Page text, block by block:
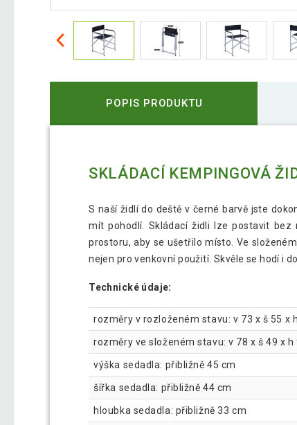
POPIS PRODUKTU
SKLÁDACÍ KEMPINGOVÁ
S naší židlí do deště v černé barvě jste
mít pohodlí. Skládací židli lze postavit bez
prostoru, aby se ušetřilo místo. Ve
nejen pro venkovní použití. Skvěle se hodí i
Technické údaje:
rozměry v rozloženém stavu: v 73 x š 55 x
rozměry ve složeném stavu: v 78 x š 49 x h
výška sedadla: přibližně 45 cm
šířka sedadla: přibližně 44 cm
hloubka sedadla: přibližně 33 cm